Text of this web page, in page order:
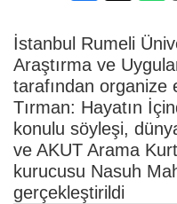
İstanbul Rumeli
Araştırma ve
tarafından organize
Tırman: Hayatın
konulu söyleşi,
ve AKUT Arama
kurucusu Nasuh
gerçekleştirildi